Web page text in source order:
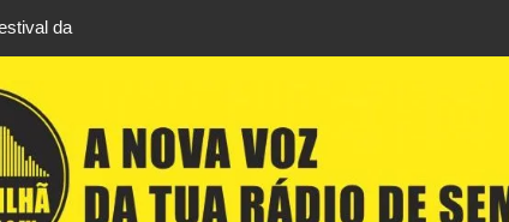
da
levou milhares de visitantes a Penamacor